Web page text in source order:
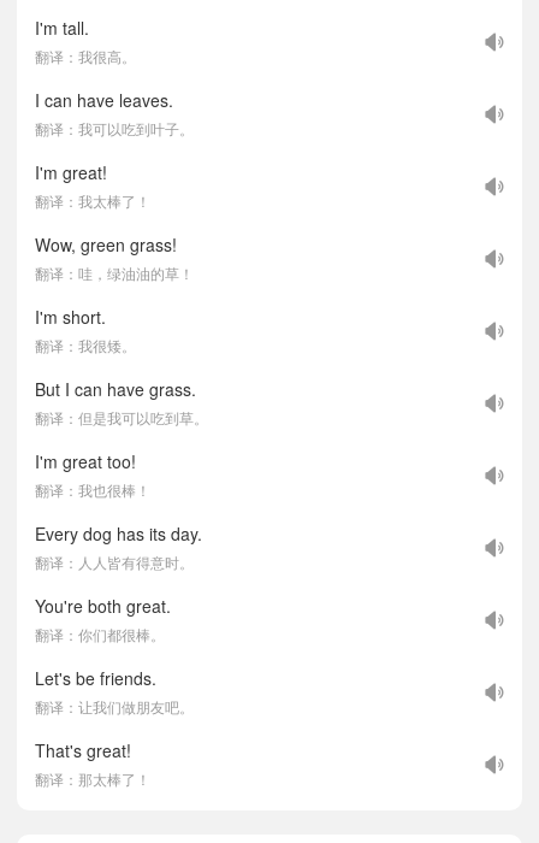
I'm tall.
翻译：我很高。
I can have leaves.
翻译：我可以吃到叶子。
I'm great!
翻译：我太棒了！
Wow, green grass!
翻译：哇，绿油油的草！
I'm short.
翻译：我很矮。
But I can have grass.
翻译：但是我可以吃到草。
I'm great too!
翻译：我也很棒！
Every dog has its day.
翻译：人人皆有得意时。
You're both great.
翻译：你们都很棒。
Let's be friends.
翻译：让我们做朋友吧。
That's great!
翻译：那太棒了！